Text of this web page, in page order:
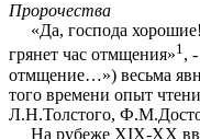
Пророчества
«Да, господа
грянет час отмщения»1,
отмщение…») весьма
того времени опыт
Л.Н.Толстого,
На рубеже XIX-XX вв.